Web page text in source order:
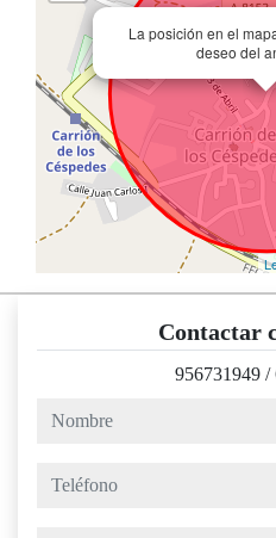
La posición en el
deseo del
Contactar
956731949 /
nombre
teléfono